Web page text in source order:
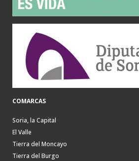
COMARCAS
Soria, la Capital
El Valle
Tierra del Moncayo
Tierra del Burgo